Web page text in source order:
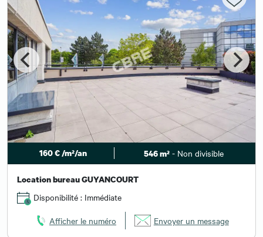
160 € /m²/an 546 m² - Non divisible
Location bureau GUYANCOURT
Disponibilité : Immédiate
Afficher le numéro Envoyer un message